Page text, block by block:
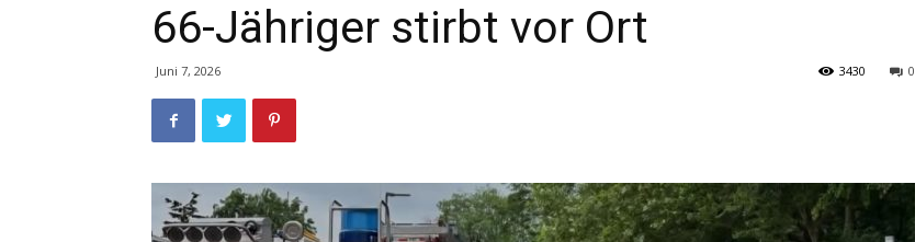
66-Jähriger stirbt vor Ort
Juni 7, 2026 0
3430